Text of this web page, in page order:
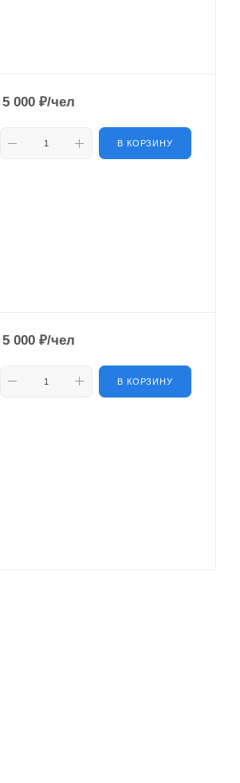
5 000 ₽/чел
В КОРЗИНУ
5 000 ₽/чел
В КОРЗИНУ